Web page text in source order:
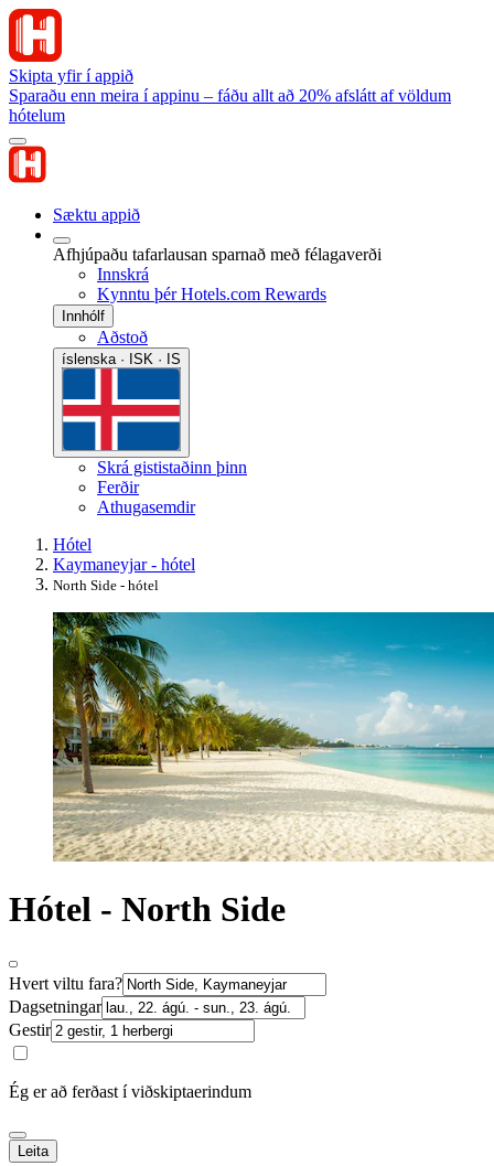
Skipta yfir í appið
Sparaðu enn meira í appinu – fáðu allt að 20% afslátt af völdum
hótelum
Sæktu appið
Afhjúpaðu tafarlausan sparnað með félagaverði
Innskrá
Kynntu þér Hotels.com Rewards
Innhólf
Aðstoð
íslenska · ISK · IS
Skrá gististaðinn þinn
Ferðir
Athugasemdir
Hótel
Kaymaneyjar - hótel
North Side - hótel
Hótel - North Side
Hvert viltu fara?
Dagsetningar
Gestir
Ég er að ferðast í viðskiptaerindum
Leita